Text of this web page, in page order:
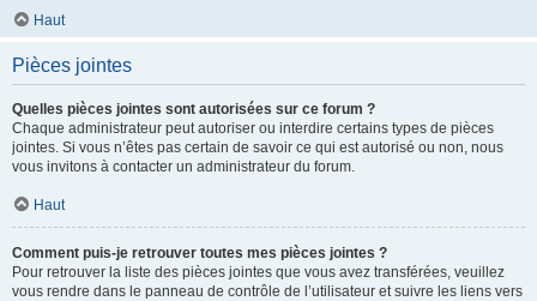
Haut
Pièces jointes
Quelles pièces jointes sont autorisées sur ce forum ?
Chaque administrateur peut autoriser ou interdire certains types de pièces
jointes. Si vous n’êtes pas certain de savoir ce qui est autorisé ou non, nous
vous invitons à contacter un administrateur du forum.
Haut
Comment puis-je retrouver toutes mes pièces jointes ?
Pour retrouver la liste des pièces jointes que vous avez transférées, veuillez
vous rendre dans le panneau de contrôle de l’utilisateur et suivre les liens vers